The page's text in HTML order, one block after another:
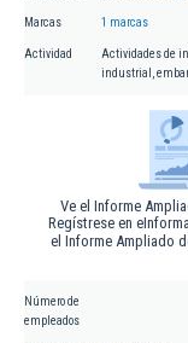
Marcas 1 marcas
Actividad
Actividades de
industrial,
Ve el Informe
Regístrese en
el Informe Ampliado
Número de
empleados